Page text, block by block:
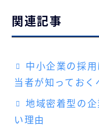
関連記事
中小企業の採
当者が知ってお
地域密着型の企
い理由